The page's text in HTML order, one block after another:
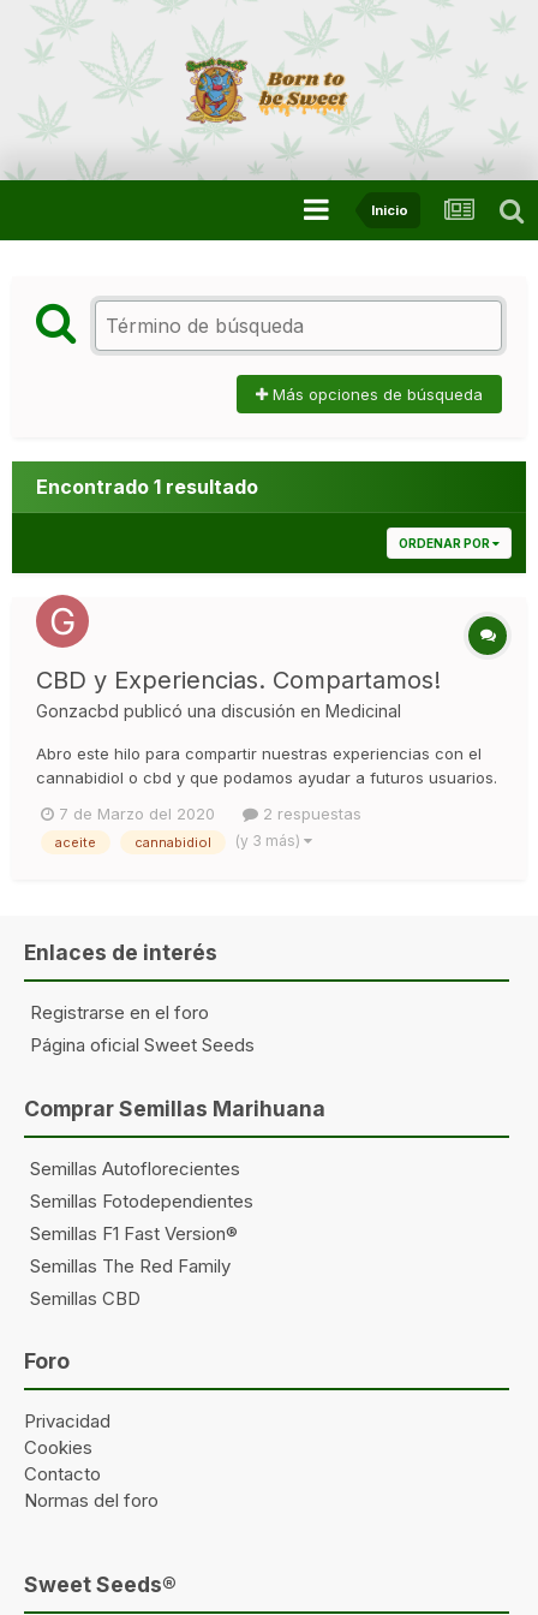
Inicio
Más opciones de búsqueda
Encontrado 1 resultado
ORDENAR POR
CBD y Experiencias. Compartamos!
Gonzacbd publicó una discusión en Medicinal
Abro este hilo para compartir nuestras experiencias con el
cannabidiol o cbd y que podamos ayudar a futuros usuarios.
vertiginosamente y puede marear un poco a los recién
iniciados, mas alla de las geneticas con alto cbd, hay todo
7 de Marzo del 2020 2 respuestas
aceite cannabidiol (y 3 más)
Enlaces de interés
Registrarse en el foro
Página oficial Sweet Seeds
Comprar Semillas Marihuana
Semillas Autoflorecientes
Semillas Fotodependientes
Semillas F1 Fast Version®
Semillas The Red Family
Semillas CBD
Foro
Privacidad
Cookies
Contacto
Normas del foro
Sweet Seeds®